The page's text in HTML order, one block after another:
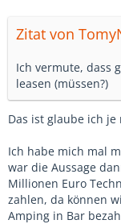
Zitat von
Ich vermute, dass
leasen (müssen?)
Das ist glaube ich
Ich habe mich mal
war die Aussage
Millionen Euro
zahlen, da können
Amping in Bar